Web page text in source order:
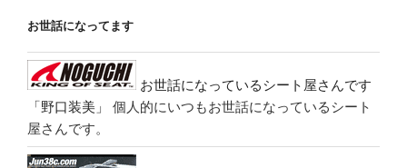
お世話になってます
お世話になっているシート屋さんです
「野口装美」
個人的にいつもお世話になっているシート
屋さんです。